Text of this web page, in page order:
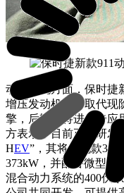
动力系统方面，保时捷
增压发动机，并取代现
擎，后期也将进一步应
方表示，目前正在研发
HEV”，其将与现款
373kW，并配备微型
混合动力系统的400伏